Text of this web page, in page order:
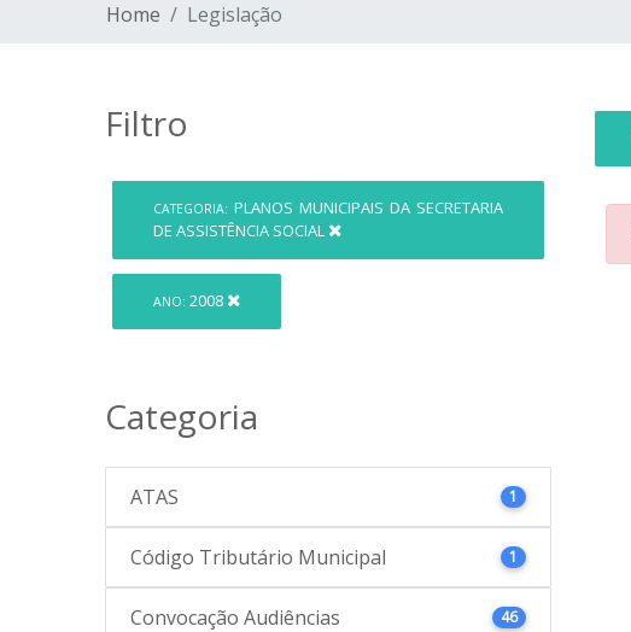
Home Legislação
Filtro
CATEGORIA: PLANOS MUNICIPAIS DA SECRETARIA
DE ASSISTÊNCIA SOCIAL
ANO: 2008
Categoria
ATAS 1
Código Tributário Municipal 1
Convocação Audiências 46